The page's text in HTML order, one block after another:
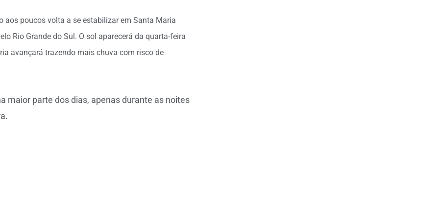
poucos volta a se estabilizar em Santa Maria
Rio Grande do Sul. O sol aparecerá da quarta-feira
avançará trazendo mais chuva com risco de
maior parte dos dias, apenas durante as noites